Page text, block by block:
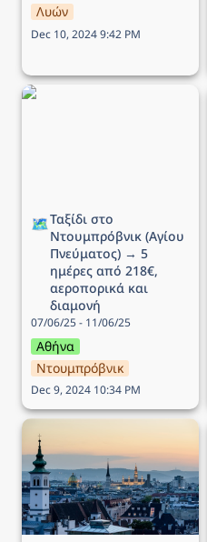
Λυών
Dec 10, 2024 9:42 PM
Ταξίδι στο Ντουμπρόβνικ
🗺️Ταξίδι στο
Ντουμπρόβνικ (Αγίου
Πνεύματος) → 5
ημέρες από 218€,
αεροπορικά και
διαμονή
07/06/25 - 11/06/25
Αθήνα
Ντουμπρόβνικ
Dec 9, 2024 10:34 PM
Ταξίδι στην Βιέννη (25η
Μαρτίου) → 5 ημέρες
από 163€, αεροπορικά
και διαμονή